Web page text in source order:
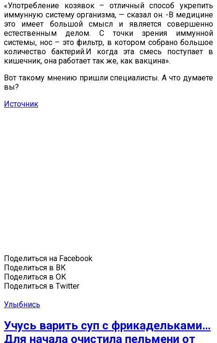
«Употребление козявок – отличный способ укрепить
иммунную систему организма, — сказал он. -В медицине
это имеет большой смысл и является совершенно
естественным делом. С точки зрения иммунной
системы, нос – это фильтр, в котором собрано большое
количество бактерий.И когда эта смесь поступает в
кишечник, она работает так же, как вакцина».
Вот такому мнению пришли специалисты. А что думаете
вы?
Источник
Поделиться на Facebook
Поделиться в ВК
Поделиться в ОК
Поделиться в Twitter
Улыбнись
Учусь варить суп с фрикадельками…
Для начала очистила пельмени от